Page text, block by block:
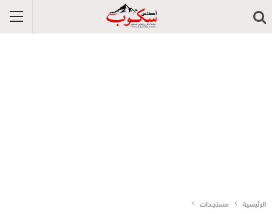
الرئيسية مستجدات